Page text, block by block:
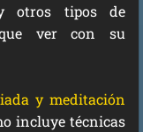
otros tipos de
ver con su
y meditación
incluye técnicas